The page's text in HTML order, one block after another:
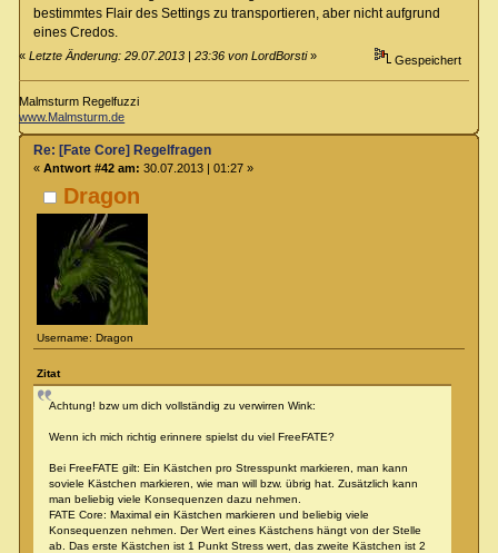
bestimmtes Flair des Settings zu transportieren, aber nicht aufgrund
eines Credos.
«Letzte Änderung: 29.07.2013 | 23:36 von LordBorsti» Gespeichert
Malmsturm Regelfuzzi
www.Malmsturm.de
Dragon
Username: Dragon
Re: [Fate Core] Regelfragen
« Antwort #42 am: 30.07.2013 | 01:27 »
Zitat
Achtung! bzw um dich vollständig zu verwirren Wink:
Wenn ich mich richtig erinnere spielst du viel FreeFATE?
Bei FreeFATE gilt: Ein Kästchen pro Stresspunkt markieren, man kann
soviele Kästchen markieren, wie man will bzw. übrig hat. Zusätzlich kann
man beliebig viele Konsequenzen dazu nehmen.
FATE Core: Maximal ein Kästchen markieren und beliebig viele
Konsequenzen nehmen. Der Wert eines Kästchens hängt von der Stelle
ab. Das erste Kästchen ist 1 Punkt Stress wert, das zweite Kästchen ist 2